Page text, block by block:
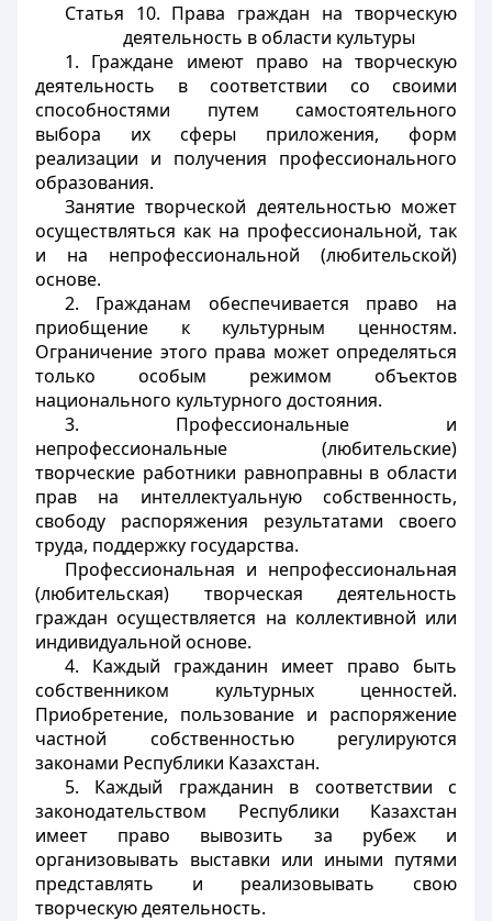
Статья 10. Права граждан на творческую
деятельность в области культуры
1. Граждане имеют право на творческую
деятельность в соответствии со своими
способностями путем самостоятельного
выбора их сферы приложения, форм
реализации и получения профессионального
образования.
Занятие творческой деятельностью может
осуществляться как на профессиональной, так
и на непрофессиональной (любительской)
основе.
2. Гражданам обеспечивается право на
приобщение к культурным ценностям.
Ограничение этого права может определяться
только особым режимом объектов
национального культурного достояния.
3. Профессиональные и
непрофессиональные (любительские)
творческие работники равноправны в области
прав на интеллектуальную собственность,
свободу распоряжения результатами своего
труда, поддержку государства.
Профессиональная и непрофессиональная
(любительская) творческая деятельность
граждан осуществляется на коллективной или
индивидуальной основе.
4. Каждый гражданин имеет право быть
собственником культурных ценностей.
Приобретение, пользование и распоряжение
частной собственностью регулируются
законами Республики Казахстан.
5. Каждый гражданин в соответствии с
законодательством Республики Казахстан
имеет право вывозить за рубеж и
организовывать выставки или иными путями
представлять и реализовывать свою
творческую деятельность.